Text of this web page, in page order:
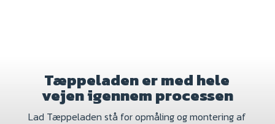
Tæppeladen er med hele
vejen igennem processen
Lad Tæppeladen stå for opmåling og montering af